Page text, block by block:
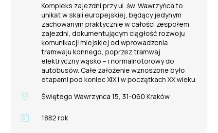
Kompleks zajezdni przy ul. św. Wawrzyńca to
unikat w skali europejskiej, będący jedynym
zachowanym praktycznie w całości zespołem
zajezdni, dokumentującym ciągłość rozwoju
komunikacji miejskiej od wprowadzenia
tramwaju konnego, poprzez tramwaj
elektryczny wąsko – i normalnotorowy do
autobusów. Całe założenie wznoszone było
etapami pod koniec XIX i w początkach XX wieku.
Świętego Wawrzyńca 15, 31-060 Kraków
1882 rok